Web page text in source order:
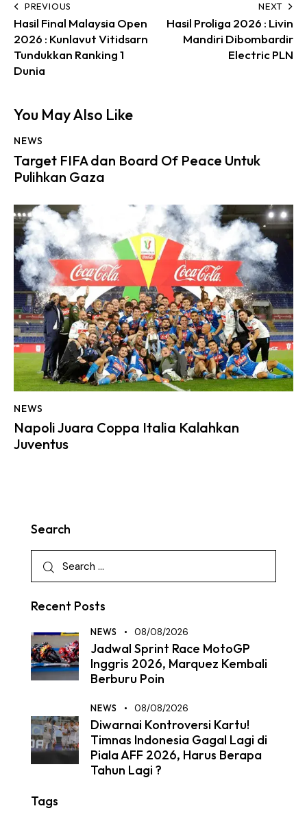
PREVIOUS
Hasil Final Malaysia Open
2026 : Kunlavut Vitidsarn
Tundukkan Ranking 1
Dunia
NEXT
Hasil Proliga 2026 : Livin
Mandiri Dibombardir
Electric PLN
You May Also Like
NEWS
Target FIFA dan Board Of Peace Untuk
Pulihkan Gaza
NEWS
Napoli Juara Coppa Italia Kalahkan
Juventus
Search
Recent Posts
NEWS 08/08/2026
Jadwal Sprint Race MotoGP
Inggris 2026, Marquez Kembali
Berburu Poin
NEWS 08/08/2026
Diwarnai Kontroversi Kartu!
Timnas Indonesia Gagal Lagi di
Piala AFF 2026, Harus Berapa
Tahun Lagi ?
Tags